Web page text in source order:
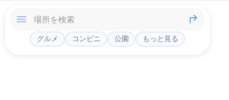
グルメ コンビニ 公園 もっと見る